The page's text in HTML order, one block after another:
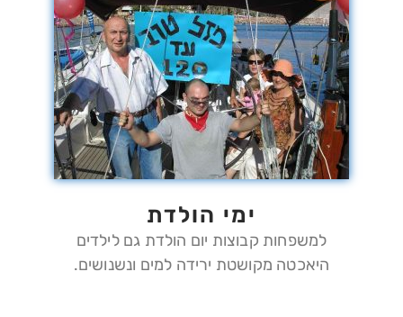
ימי הולדת
למשפחות קבוצות יום הולדת גם לילדים
היאכטה מקושטת ירידה למים ונשנושים.